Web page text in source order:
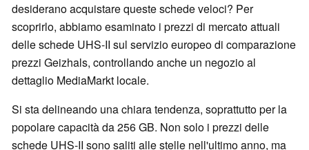
desiderano acquistare queste schede veloci? Per
scoprirlo, abbiamo esaminato i prezzi di mercato attuali
delle schede UHS-II sul servizio europeo di comparazione
prezzi Geizhals, controllando anche un negozio al
dettaglio MediaMarkt locale.
Si sta delineando una chiara tendenza, soprattutto per la
popolare capacità da 256 GB. Non solo i prezzi delle
schede UHS-II sono saliti alle stelle nell'ultimo anno, ma